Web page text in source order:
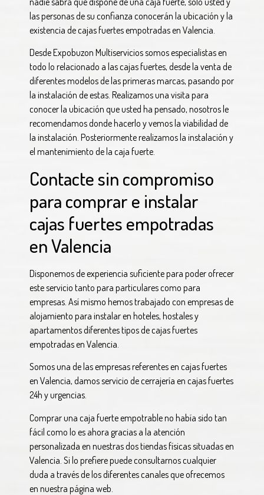
las personas de su confianza conocerán la ubicación y la
existencia de cajas fuertes empotradas en Valencia.
Desde Expobuzon Multiservicios somos especialistas en
todo lo relacionado a las cajas fuertes, desde la venta de
diferentes modelos de las primeras marcas, pasando por
la instalación de estas. Realizamos una visita para
conocer la ubicación que usted ha pensado, nosotros le
recomendamos donde hacerlo y vemos la viabilidad de
la instalación. Posteriormente realizamos la instalación y
el mantenimiento de la caja fuerte.
Contacte sin compromiso
para comprar e instalar
cajas fuertes empotradas
en Valencia
Disponemos de experiencia suficiente para poder ofrecer
este servicio tanto para particulares como para
empresas. Así mismo hemos trabajado con empresas de
alojamiento para instalar en hoteles, hostales y
apartamentos diferentes tipos de cajas fuertes
empotradas en Valencia.
Somos una de las empresas referentes en cajas fuertes
en Valencia, damos servicio de cerrajería en cajas fuertes
24h y urgencias.
Comprar una caja fuerte empotrable no había sido tan
fácil como lo es ahora gracias a la atención
personalizada en nuestras dos tiendas físicas situadas en
Valencia. Si lo prefiere puede consultarnos cualquier
duda a través de los diferentes canales que ofrecemos
en nuestra página web.